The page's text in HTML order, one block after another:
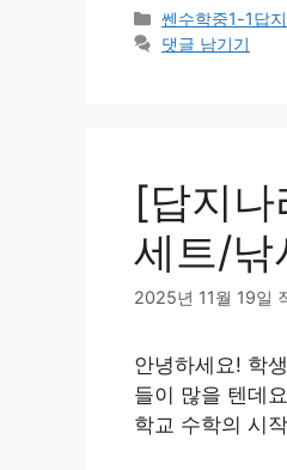
카
테
쎈수학중1-1답지
댓글 남기기
[답지
세트/낚
2025년 11월 19일
안녕하세요! 학
들이 많을 텐데
학교 수학의 시